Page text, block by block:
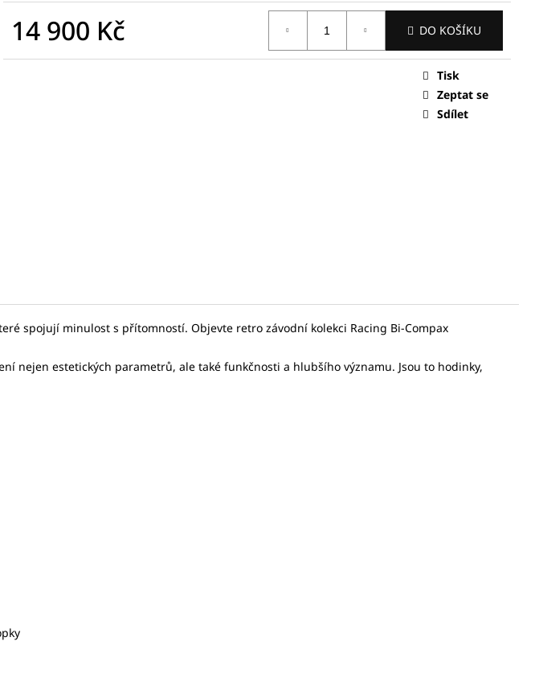
14 900 Kč DO KOŠÍKU
Tisk
Zeptat se
Sdílet
spojují minulost s přítomností. Objevte retro závodní kolekci Racing Bi-Compax
nejen estetických parametrů, ale také funkčnosti a hlubšího významu. Jsou to hodinky,
SEIKO SPB381J1
31 780 Kč
Původně: